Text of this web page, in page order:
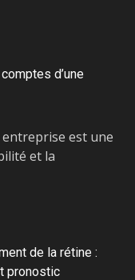
d’une
entreprise est une
et la
de la rétine :
pronostic